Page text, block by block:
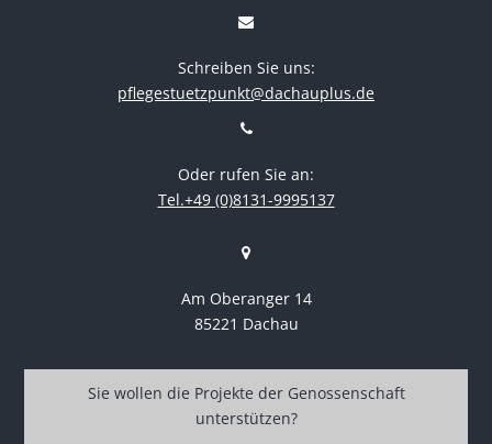
Schreiben Sie uns:
pflegestuetzpunkt@dachauplus.de
Oder rufen Sie an:
Tel.+49 (0)8131-9995137
Am Oberanger 14
85221 Dachau
Sie wollen die Projekte der Genossenschaft
unterstützen?